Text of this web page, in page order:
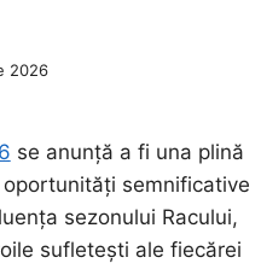
2026
se anunță a fi una plină
semnificative
sezonului Racului,
sufletești ale fiecărei